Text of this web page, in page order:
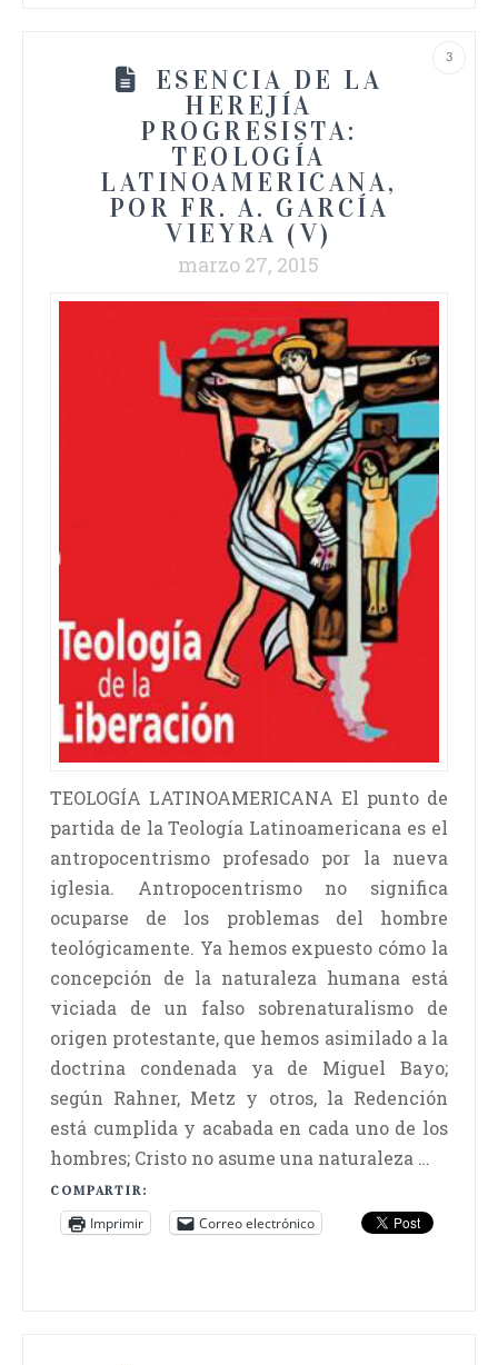
3
ESENCIA DE LA
HEREJÍA
PROGRESISTA:
TEOLOGÍA
LATINOAMERICANA,
POR FR. A. GARCÍA
VIEYRA (V)
marzo 27, 2015
TEOLOGÍA LATINOAMERICANA El punto de
partida de la Teología Latinoamericana es el
antropocentrismo profesado por la nueva
iglesia. Antropocentrismo no significa
ocuparse de los problemas del hombre
teológicamente. Ya hemos expuesto cómo la
concepción de la naturaleza humana está
viciada de un falso sobrenaturalismo de
origen protestante, que hemos asimilado a la
doctrina condenada ya de Miguel Bayo;
según Rahner, Metz y otros, la Redención
está cumplida y acabada en cada uno de los
hombres; Cristo no asume una naturaleza …
COMPARTIR:
Imprimir Correo electrónico